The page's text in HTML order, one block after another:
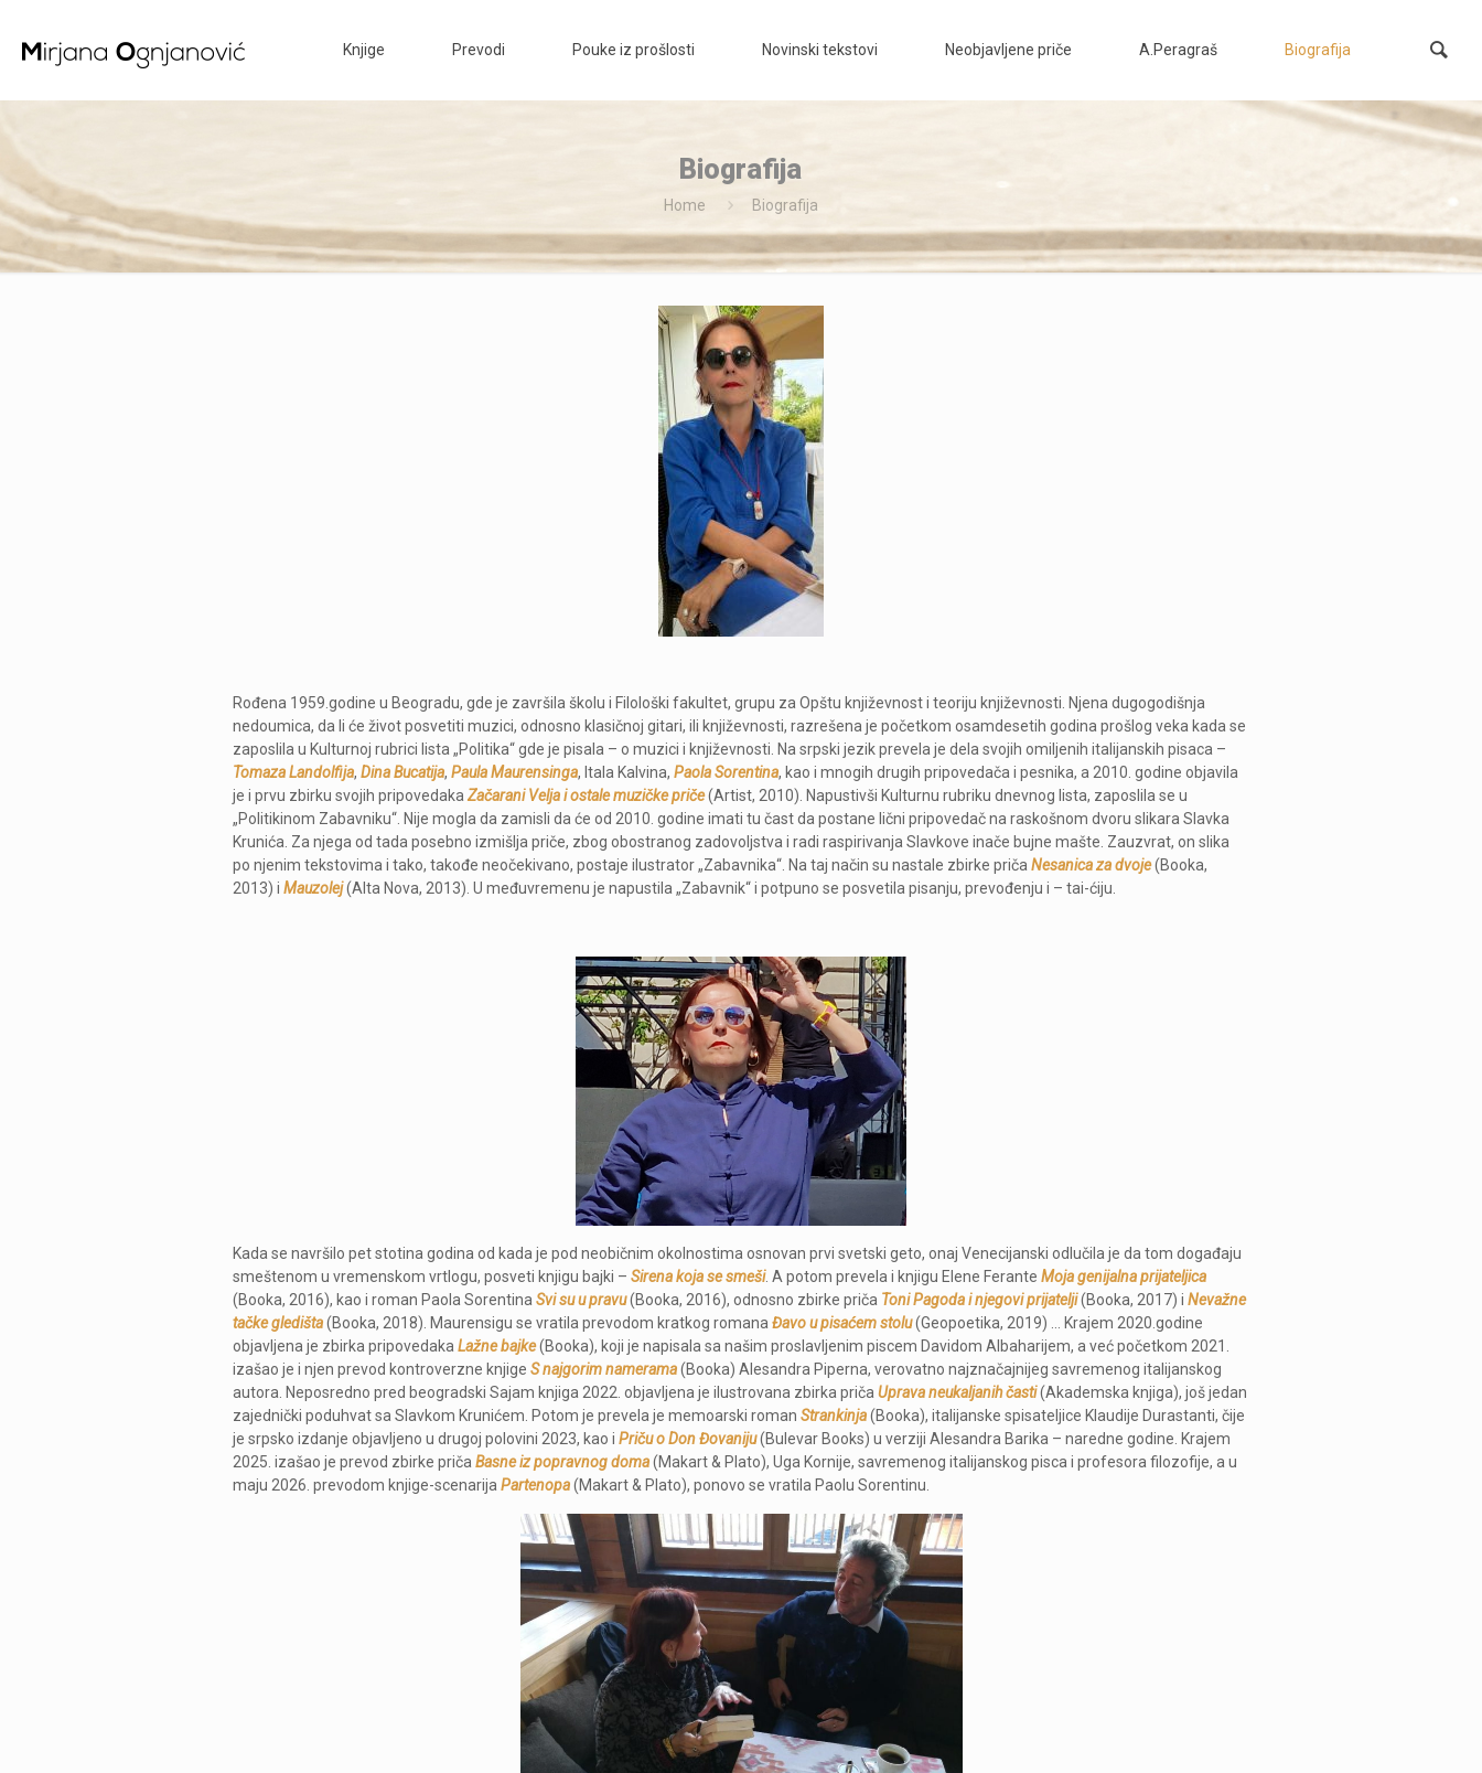
Knjige Prevodi Pouke iz prošlosti Novinski tekstovi Neobjavljene priče A.Peragraš Biografija
Biografija
Home Biografija
Rođena 1959.godine u Beogradu, gde je završila školu i Filološki fakultet, grupu za Opštu književnost i teoriju književnosti. Njena dugogodišnja
nedoumica, da li će život posvetiti muzici, odnosno klasičnoj gitari, ili književnosti, razrešena je početkom osamdesetih godina prošlog veka kada se
zaposlila u Kulturnoj rubrici lista „Politika“ gde je pisala – o muzici i književnosti. Na srpski jezik prevela je dela svojih omiljenih italijanskih pisaca –
Tomaza Landolfija,Dina Bucatija,Paula Maurensinga, Itala Kalvina,Paola Sorentina, kao i mnogih drugih pripovedača i pesnika, a 2010. godine objavila
je i prvu zbirku svojih pripovedakaZačarani Velja i ostale muzičke priče(Artist, 2010). Napustivši Kulturnu rubriku dnevnog lista, zaposlila se u
„Politikinom Zabavniku“. Nije mogla da zamisli da će od 2010. godine imati tu čast da postane lični pripovedač na raskošnom dvoru slikara Slavka
Krunića. Za njega od tada posebno izmišlja priče, zbog obostranog zadovoljstva i radi raspirivanja Slavkove inače bujne mašte. Zauzvrat, on slika
po njenim tekstovima i tako, takođe neočekivano, postaje ilustrator „Zabavnika“. Na taj način su nastale zbirke pričaNesanica za dvoje(Booka,
2013) iMauzolej(Alta Nova, 2013). U međuvremenu je napustila „Zabavnik“ i potpuno se posvetila pisanju, prevođenju i – tai-ćiju.
Kada se navršilo pet stotina godina od kada je pod neobičnim okolnostima osnovan prvi svetski geto, onaj Venecijanski odlučila je da tom događaju
smeštenom u vremenskom vrtlogu, posveti knjigu bajki –Sirena koja se smeši. A potom prevela i knjigu Elene FeranteMoja genijalna prijateljica
(Booka, 2016), kao i roman Paola SorentinaSvi su u pravu(Booka, 2016), odnosno zbirke priča Toni Pagoda i njegovi prijatelji(Booka, 2017) iNevažne
tačke gledišta (Booka, 2018). Maurensigu se vratila prevodom kratkog romanaĐavo u pisaćem stolu(Geopoetika, 2019) … Krajem 2020.godine
objavljena je zbirka pripovedakaLažne bajke(Booka), koji je napisala sa našim proslavljenim piscem Davidom Albaharijem, a već početkom 2021.
izašao je i njen prevod kontroverzne knjigeS najgorim namerama(Booka) Alesandra Piperna, verovatno najznačajnijeg savremenog italijanskog
autora. Neposredno pred beogradski Sajam knjiga 2022. objavljena je ilustrovana zbirka pričaUprava neukaljanih časti(Akademska knjiga), još jedan
zajednički poduhvat sa Slavkom Krunićem. Potom je prevela je memoarski romanStrankinja(Booka), italijanske spisateljice Klaudije Durastanti, čije
je srpsko izdanje objavljeno u drugoj polovini 2023, kao iPriču o Don Đovaniju(Bulevar Books) u verziji Alesandra Barika – naredne godine. Krajem
2025. izašao je prevod zbirke pričaBasne iz popravnog doma(Makart & Plato), Uga Kornije, savremenog italijanskog pisca i profesora filozofije, a u
maju 2026. prevodom knjige-scenarijaPartenopa(Makart & Plato), ponovo se vratila Paolu Sorentinu.